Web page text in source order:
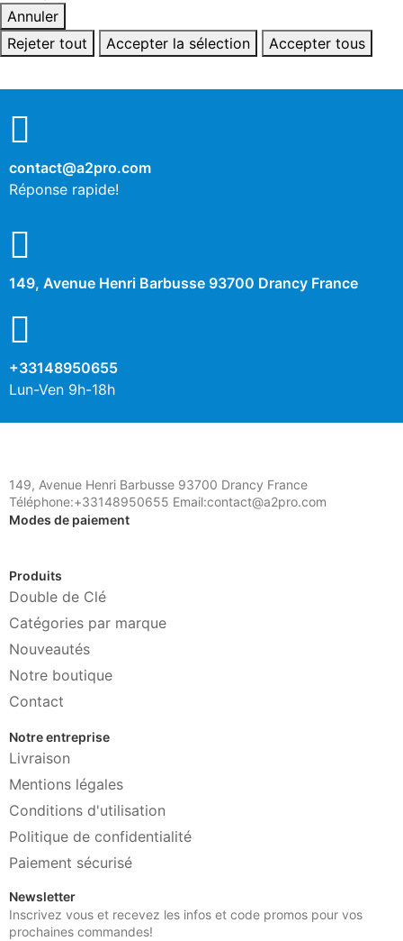
Annuler
Rejeter tout
Accepter la sélection Accepter tous
contact@a2pro.com
Réponse rapide!
149, Avenue Henri Barbusse 93700 Drancy France
+33148950655
Lun-Ven 9h-18h
149, Avenue Henri Barbusse 93700 Drancy France
Téléphone:+33148950655 Email:contact@a2pro.com
Modes de paiement
Produits
Double de Clé
Catégories par marque
Nouveautés
Notre boutique
Contact
Notre entreprise
Livraison
Mentions légales
Conditions d'utilisation
Politique de confidentialité
Paiement sécurisé
Newsletter
Inscrivez vous et recevez les infos et code promos pour vos
prochaines commandes!